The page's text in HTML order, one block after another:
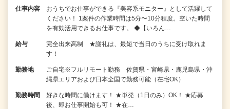
仕事内容
おうちでお仕事ができる『美容系モニター』として活躍して
ください！ 1案件の作業時間は5分〜10分程度。空いた時間
を有効活用できるお仕事です。 ◆【いろん…
給与
完全出来高制 ★謝礼は、最短で当日のうちに受け取れま
す！
勤務地
ご自宅※フルリモート勤務 佐賀県・宮崎県・鹿児島県・沖
縄県エリアおよび日本全国で勤務可能（在宅OK）
勤務時間
好きな時間に働けます！ ★単発（1日のみ）OK！ ★応募
後、即お仕事開始も可！ ★在…